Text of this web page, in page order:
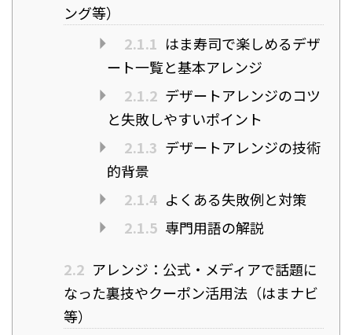
ング等）
2.1.1 はま寿司で楽しめるデザ
ート一覧と基本アレンジ
2.1.2 デザートアレンジのコツ
と失敗しやすいポイント
2.1.3 デザートアレンジの技術
的背景
2.1.4 よくある失敗例と対策
2.1.5 専門用語の解説
2.2 アレンジ：公式・メディアで話題に
なった裏技やクーポン活用法（はまナビ
等）